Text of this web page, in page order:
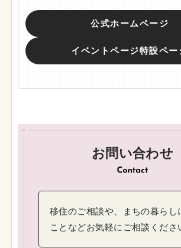
公式ホームページ
イベントページ特設ペー
お問い合わせ
移住のご相談や、まちの暮らし
ことなどお気軽にご相談くださ